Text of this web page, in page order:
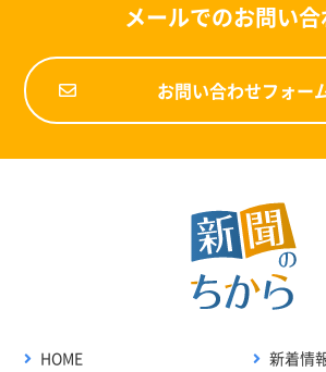
メールでのお問い
お問い合わせフォー
HOME 新着情